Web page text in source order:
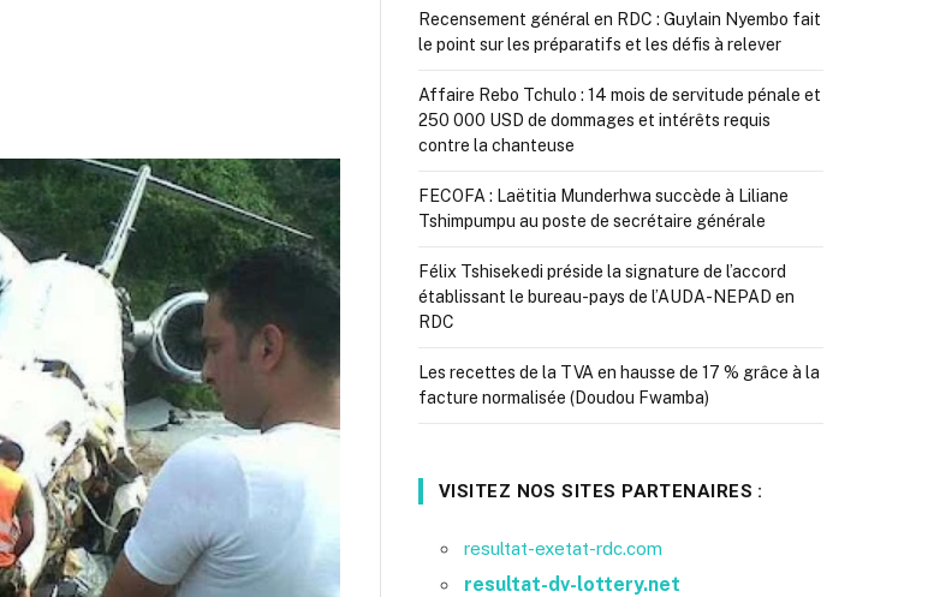
Recensement général en RDC : Guylain Nyembo fait
le point sur les préparatifs et les défis à relever
Affaire Rebo Tchulo : 14 mois de servitude pénale et
250 000 USD de dommages et intérêts requis
contre la chanteuse
FECOFA : Laëtitia Munderhwa succède à Liliane
Tshimpumpu au poste de secrétaire générale
Félix Tshisekedi préside la signature de l’accord
établissant le bureau-pays de l’AUDA-NEPAD en
RDC
Les recettes de la TVA en hausse de 17 % grâce à la
facture normalisée (Doudou Fwamba)
VISITEZ NOS SITES PARTENAIRES :
resultat-exetat-rdc.com
resultat-dv-lottery.net